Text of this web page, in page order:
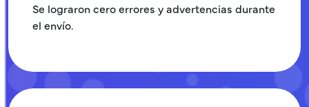
Se lograron cero errores y advertencias durante
el envío.